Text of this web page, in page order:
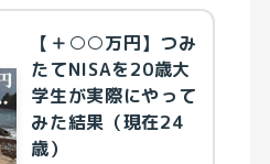
【＋○○万円】つみ
たてNISAを20歳大
学生が実際にやって
みた結果（現在24
歳）